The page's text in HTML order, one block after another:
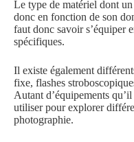
Le type de matériel dont
donc en fonction de son
faut donc savoir s’équiper
spécifiques.
Il existe également
fixe, flashes
Autant d’équipements
utiliser pour explorer
photographie.